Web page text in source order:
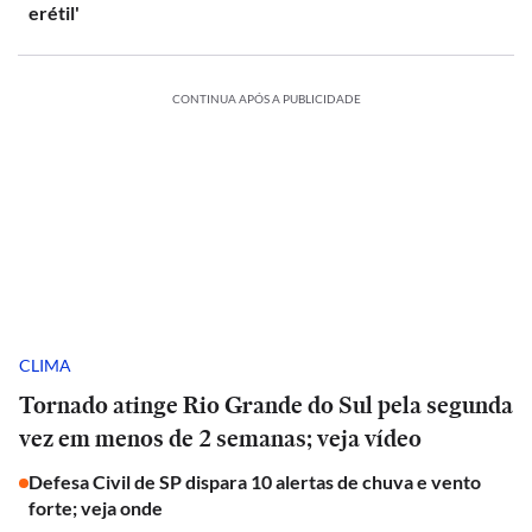
erétil'
CONTINUA APÓS A PUBLICIDADE
CLIMA
Tornado atinge Rio Grande do Sul pela segunda
vez em menos de 2 semanas; veja vídeo
Defesa Civil de SP dispara 10 alertas de chuva e vento
forte; veja onde